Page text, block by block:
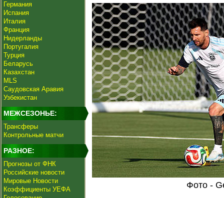
Германия
Испания
Италия
Франция
Нидерланды
Португалия
Турция
Беларусь
Казахстан
MLS
Саудовская Аравия
Узбекистан
МЕЖСЕЗОНЬЕ:
Трансферы
Контрольные матчи
РАЗНОЕ:
Прогнозы от ФНК
Российские новости
Мировые Новости
Коэффициенты УЕФА
Фото -